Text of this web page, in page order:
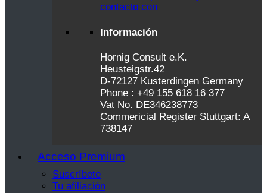
contacto con
Información
Hornig Consult e.K.
Heusteigstr.42
D-72127 Kusterdingen Germany
Phone : +49 155 618 16 377
Vat No. DE346238773
Commericial Register Stuttgart: A
738147
Acceso Premium
Suscríbete
Tu afiliación